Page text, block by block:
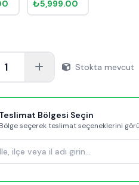
₺5,999.00
1 Stokta mevcut
Teslimat Bölgesi Seçin
Bölge seçerek teslimat seçeneklerini